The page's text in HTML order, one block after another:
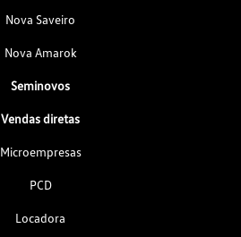
Nova Saveiro
Nova Amarok
Seminovos
Vendas diretas
Microempresas
PCD
Locadora